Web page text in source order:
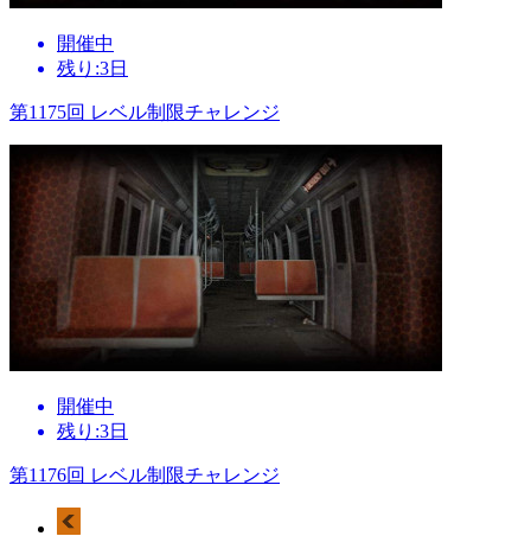
開催中
残り:3日
第1175回 レベル制限チャレンジ
開催中
残り:3日
第1176回 レベル制限チャレンジ